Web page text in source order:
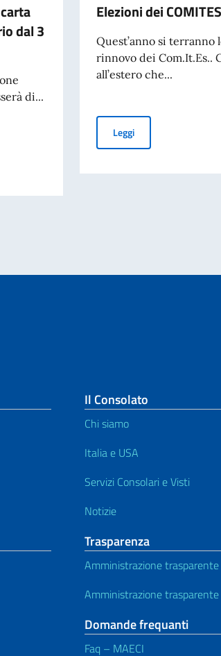
dal 3
di...
cartacea per l’espatrio dal 3 agosto
Elezioni dei
Quest’anno si
rinnovo dei Com.It.Es..
all’estero che...
LeggiElezioni dei COMITES
Il Consolato
Chi siamo
Italia e USA
Servizi Consolari e Visti
Notizie
Trasparenza
Amministrazione
Amministrazione trasparente
Domande frequanti
Faq – MAECI